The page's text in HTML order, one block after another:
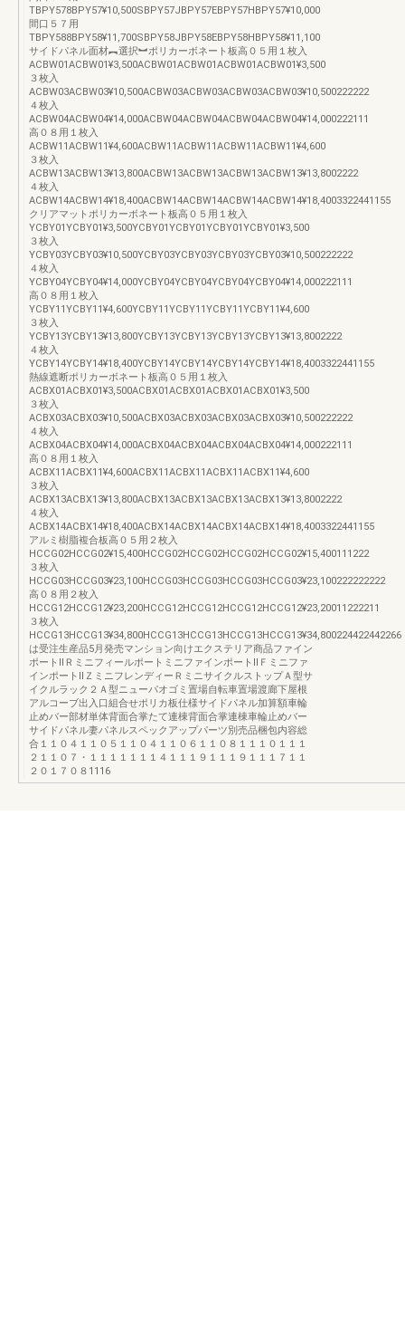
TBPY578BPY57¥10,500SBPY57JBPY57EBPY57HBPY57¥10,000
間口５７用
TBPY588BPY58¥11,700SBPY58JBPY58EBPY58HBPY58¥11,100
サイドパネル面材︻選択︼ポリカーボネート板高０５用１枚入
ACBW01ACBW01¥3,500ACBW01ACBW01ACBW01ACBW01¥3,500
３枚入
ACBW03ACBW03¥10,500ACBW03ACBW03ACBW03ACBW03¥10,500222222
４枚入
ACBW04ACBW04¥14,000ACBW04ACBW04ACBW04ACBW04¥14,000222111
高０８用１枚入
ACBW11ACBW11¥4,600ACBW11ACBW11ACBW11ACBW11¥4,600
３枚入
ACBW13ACBW13¥13,800ACBW13ACBW13ACBW13ACBW13¥13,8002222
４枚入
ACBW14ACBW14¥18,400ACBW14ACBW14ACBW14ACBW14¥18,4003322441155
クリアマットポリカーボネート板高０５用１枚入
YCBY01YCBY01¥3,500YCBY01YCBY01YCBY01YCBY01¥3,500
３枚入
YCBY03YCBY03¥10,500YCBY03YCBY03YCBY03YCBY03¥10,500222222
４枚入
YCBY04YCBY04¥14,000YCBY04YCBY04YCBY04YCBY04¥14,000222111
高０８用１枚入
YCBY11YCBY11¥4,600YCBY11YCBY11YCBY11YCBY11¥4,600
３枚入
YCBY13YCBY13¥13,800YCBY13YCBY13YCBY13YCBY13¥13,8002222
４枚入
YCBY14YCBY14¥18,400YCBY14YCBY14YCBY14YCBY14¥18,4003322441155
熱線遮断ポリカーボネート板高０５用１枚入
ACBX01ACBX01¥3,500ACBX01ACBX01ACBX01ACBX01¥3,500
３枚入
ACBX03ACBX03¥10,500ACBX03ACBX03ACBX03ACBX03¥10,500222222
４枚入
ACBX04ACBX04¥14,000ACBX04ACBX04ACBX04ACBX04¥14,000222111
高０８用１枚入
ACBX11ACBX11¥4,600ACBX11ACBX11ACBX11ACBX11¥4,600
３枚入
ACBX13ACBX13¥13,800ACBX13ACBX13ACBX13ACBX13¥13,8002222
４枚入
ACBX14ACBX14¥18,400ACBX14ACBX14ACBX14ACBX14¥18,4003322441155
アルミ樹脂複合板高０５用２枚入
HCCG02HCCG02¥15,400HCCG02HCCG02HCCG02HCCG02¥15,400111222
３枚入
HCCG03HCCG03¥23,100HCCG03HCCG03HCCG03HCCG03¥23,100222222222
高０８用２枚入
HCCG12HCCG12¥23,200HCCG12HCCG12HCCG12HCCG12¥23,20011222211
３枚入
HCCG13HCCG13¥34,800HCCG13HCCG13HCCG13HCCG13¥34,800224422442266
は受注生産品5月発売マンション向けエクステリア商品ファイン
ポートⅡＲミニフィールポートミニファインポートⅡＦミニファ
インポートⅡＺミニフレンディーＲミニサイクルストップＡ型サ
イクルラック２Ａ型ニューパオゴミ置場自転車置場渡廊下屋根
アルコーブ出入口組合せポリカ板仕様サイドパネル加算額車輪
止めバー部材単体背面合掌たて連棟背面合掌連棟車輪止めバー
サイドパネル妻パネルスペックアップパーツ別売品梱包内容総
合１１０４１１０５１１０４１１０６１１０８１１１０１１１
２１１０７・１１１１１１１４１１１９１１１９１１１７１１
２０１７０８1116